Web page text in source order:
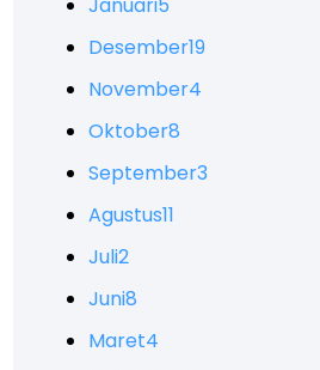
Desember19
November4
Oktober8
September3
Agustus11
Juli2
Juni8
Maret4